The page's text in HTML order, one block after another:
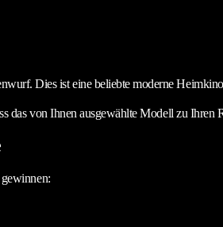
Dies ist eine beliebte moderne
das von Ihnen ausgewählte Modell zu Ihren